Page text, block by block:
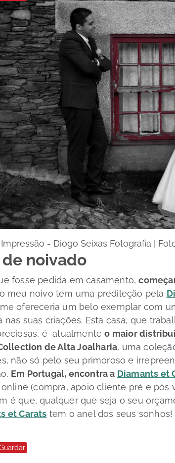
- Diogo Seixas Fotografia |
noivado
fosse pedida em casamento,
meu noivo tem uma predileção pela
ofereceria um belo exemplar com
nas suas criações. Esta casa, que
é atualmenteo maior
de Alta Joalharia, uma
não só pelo seu primoroso e
Em Portugal, encontra a Diamants et
(compra, apoio cliente pré e pós
é que, qualquer que seja o seu
et Carats tem o anel dos seus sonhos!